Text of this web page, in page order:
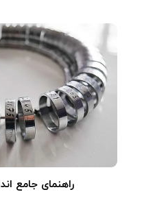
راهنمای جامع